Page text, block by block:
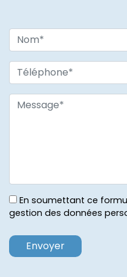
En soumettant ce
gestion des données